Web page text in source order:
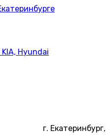
KIA, Hyundai
г. Екатеринбург,